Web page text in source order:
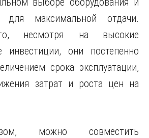
для максимальной отдачи.
несмотря на высокие
инвестиции, они постепенно
срока эксплуатации,
затрат и роста цен на
можно совместить